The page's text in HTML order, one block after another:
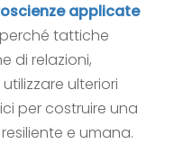
applicate
tattiche
di relazioni,
ulteriori
per costruire una
e umana.